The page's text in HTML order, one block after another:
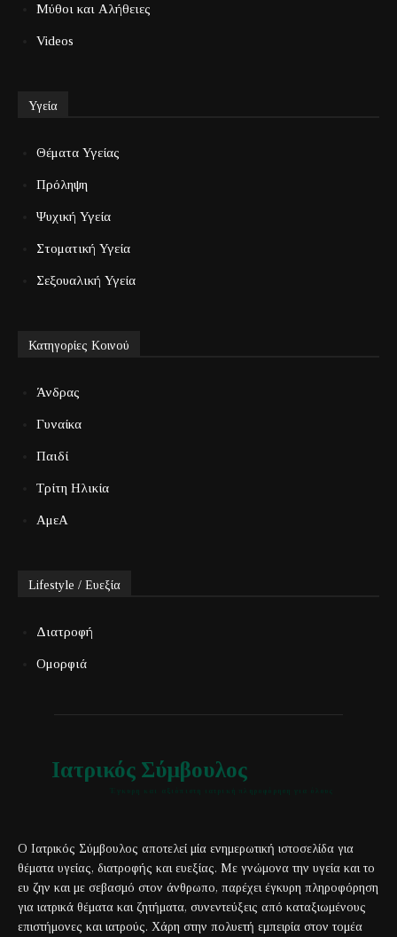
Μύθοι και Αλήθειες
Videos
Υγεία
Θέματα Υγείας
Πρόληψη
Ψυχική Υγεία
Στοματική Υγεία
Σεξουαλική Υγεία
Κατηγορίες Κοινού
Άνδρας
Γυναίκα
Παιδί
Τρίτη Ηλικία
ΑμεΑ
Lifestyle / Ευεξία
Διατροφή
Ομορφιά
Ιατρικός Σύμβουλος
Ο Ιατρικός Σύμβουλος αποτελεί μία ενημερωτική ιστοσελίδα για
θέματα υγείας, διατροφής και ευεξίας. Με γνώμονα την υγεία και το
ευ ζην και με σεβασμό στον άνθρωπο, παρέχει έγκυρη πληροφόρηση
για ιατρικά θέματα και ζητήματα, συνεντεύξεις από καταξιωμένους
επιστήμονες και ιατρούς. Χάρη στην πολυετή εμπειρία στον τομέα